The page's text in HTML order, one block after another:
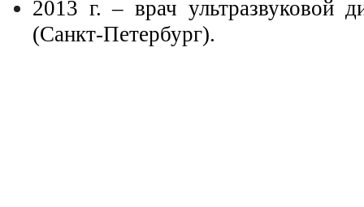
2013 г. – врач ультразвуковой
(Санкт-Петербург).